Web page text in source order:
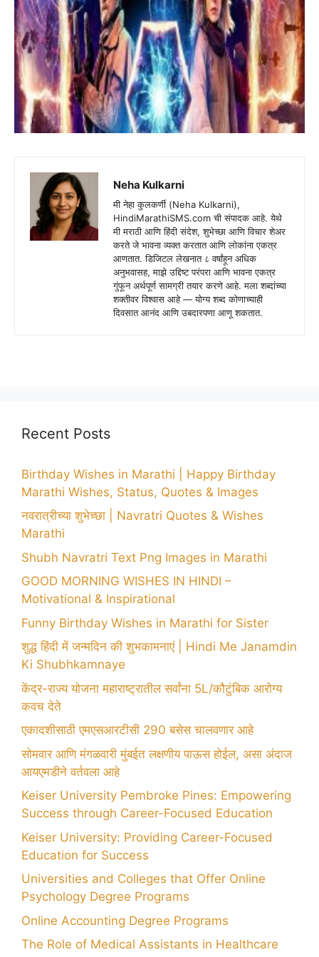
Neha Kulkarni
मी नेहा कुलकर्णी (Neha Kulkarni),
HindiMarathiSMS.com ची संपादक आहे. येथे
मी मराठी आणि हिंदी संदेश, शुभेच्छा आणि विचार शेअर
करते जे भावना व्यक्त करतात आणि लोकांना एकत्र
आणतात. डिजिटल लेखनात ८ वर्षांहून अधिक
अनुभवासह, माझे उद्दिष्ट परंपरा आणि भावना एकत्र
गुंफून अर्थपूर्ण सामग्री तयार करणे आहे. मला शब्दांच्या
शक्तीवर विश्वास आहे — योग्य शब्द कोणाच्याही
दिवसात आनंद आणि उबदारपणा आणू शकतात.
Recent Posts
Birthday Wishes in Marathi | Happy Birthday
Marathi Wishes, Status, Quotes & Images
नवरात्रीच्या शुभेच्छा | Navratri Quotes & Wishes
Marathi
Shubh Navratri Text Png Images in Marathi
GOOD MORNING WISHES IN HINDI –
Motivational & Inspirational
Funny Birthday Wishes in Marathi for Sister
शुद्ध हिंदी में जन्मदिन की शुभकामनाएं | Hindi Me Janamdin
Ki Shubhkamnaye
केंद्र-राज्य योजना महाराष्ट्रातील सर्वांना 5L/कौटुंबिक आरोग्य
कवच देते
एकादशीसाठी एमएसआरटीसी 290 बसेस चालवणार आहे
सोमवार आणि मंगळवारी मुंबईत लक्षणीय पाऊस होईल, असा अंदाज
आयएमडीने वर्तवला आहे
Keiser University Pembroke Pines: Empowering
Success through Career-Focused Education
Keiser University: Providing Career-Focused
Education for Success
Universities and Colleges that Offer Online
Psychology Degree Programs
Online Accounting Degree Programs
The Role of Medical Assistants in Healthcare